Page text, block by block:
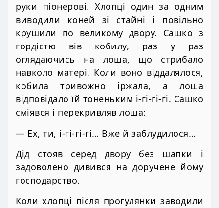
руки піонерові. Хлопці один за одним
виводили коней зі стайні і повільно
крушили по великому двору. Сашко з
гордістю вів кобилу, раз у раз
оглядаючись на лоша, що стрибало
навколо матері. Коли воно віддалялося,
кобила тривожно іржала, а лоша
відповідало їй тоненьким і-гі-гі-гі. Сашко
сміявся і перекривляв лоша:
— Ех, ти, і-гі-гі-гі… Вже й заблудилося…
Дід стояв серед двору без шапки і
задоволено дивився на доручене йому
господарство.
Коли хлопці після прогулянки заводили